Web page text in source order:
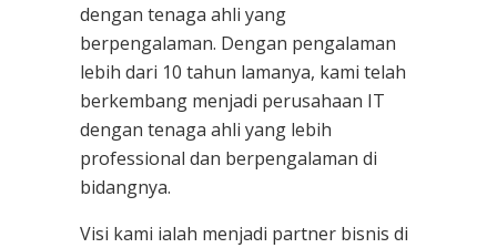
dengan tenaga ahli yang
berpengalaman. Dengan pengalaman
lebih dari 10 tahun lamanya, kami telah
berkembang menjadi perusahaan IT
dengan tenaga ahli yang lebih
professional dan berpengalaman di
bidangnya.
Visi kami ialah menjadi partner bisnis di